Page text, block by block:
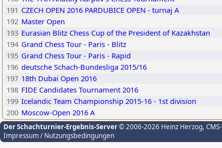
191 CZECH OPEN 2016 PARDUBICE OPEN - turnaj A
192 Master Open
193 Eurasian Blitz Chess Cup of the President of Kazakhstan
194 Grand Chess Tour - Paris - Blitz
195 Grand Chess Tour - Paris - Rapid
196 deutsche Schach-Bundesliga 2015/16
197 18th Dubai Open 2016
198 FIDE Candidates Tournament 2016
199 Icelandic Team Championship 2015-16 - 1st division
200 Moscow-Open 2016 A
Der Schachturnier-Ergebnis-Server© 2006-2026 Heinz Herzog,
Impressum / Nutzungsbedingungen